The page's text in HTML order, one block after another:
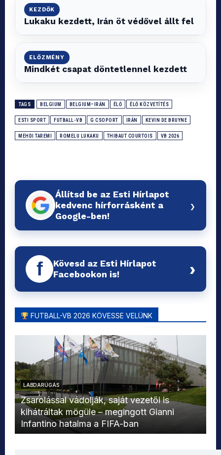
KEZDŐK
Lukaku kezdett, Irán öt védővel állt fel
ELŐZMÉNY
Mindkét csapat döntetlennel kezdett
TAGS BELGIUM BELGIUM–IRÁN ÉLŐ ÉLŐ KÖZVETÍTÉS
ESTI SPORT FUTBALL-VB G CSOPORT IRÁN KEVIN DE BRUYNE
MEHDI TAREMI ROMELU LUKAKU THIBAUT COURTOIS VB 2026
Állítsd be az Esti Hírlapot
kedvenc hírforrásként a
Google-ben!
›
f
Kövesd az Esti Hírlapot
Facebookon is!
›
FUTBALL-VB 2026 KÖVESSE VELÜNK
LABDARÚGÁS
Zsarolással vádolják, saját vezetői is
kihátráltak mögüle – megingott Gianni
Infantino hatalma a FIFA-ban